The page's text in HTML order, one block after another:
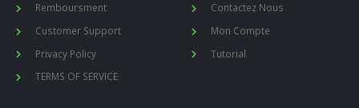
Remboursment
Customer Support
Privacy Policy
TERMS OF SERVICE
Contactez Nous
Mon Compte
Tutorial